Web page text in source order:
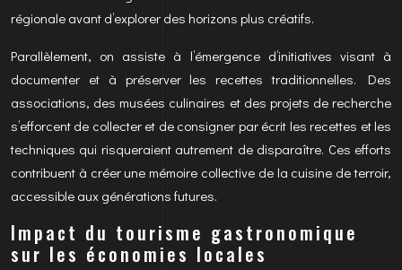
régionale avant d’explorer des horizons plus créatifs.
Parallèlement, on assiste à l’émergence d’initiatives visant à
documenter et à préserver les recettes traditionnelles. Des
associations, des musées culinaires et des projets de recherche
s’efforcent de collecter et de consigner par écrit les recettes et les
techniques qui risqueraient autrement de disparaître. Ces efforts
contribuent à créer une mémoire collective de la cuisine de terroir,
accessible aux générations futures.
Impact du tourisme gastronomique
sur les économies locales